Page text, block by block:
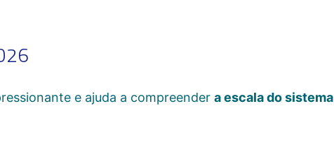
e ajuda a compreender a escala do sistema